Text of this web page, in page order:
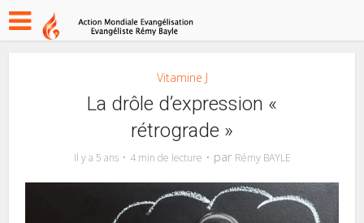
Vitamine J
La drôle d’expression «
rétrograde »
Il y a 5 ans 4 min de lecture par Rémy BAYLE